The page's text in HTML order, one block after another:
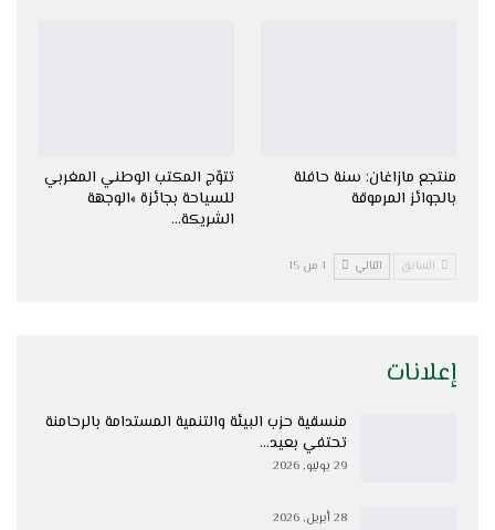
منتجع مازاغان: سنة حافلة
بالجوائز المرموقة
تتوّج المكتب الوطني المغربي
للسياحة بجائزة »الوجهة
الشريكة…
السابق التالي 1 من 15
إعلانات
منسقية حزب البيئة والتنمية المستدامة بالرحامنة
تحتفي بعيد…
29 يوليو, 2026
28 أبريل, 2026